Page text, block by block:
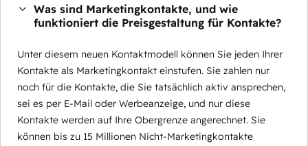
Was sind Marketingkontakte, und wie
funktioniert die Preisgestaltung für Kontakte?
Unter diesem neuen Kontaktmodell können Sie jeden Ihrer
Kontakte als Marketingkontakt einstufen. Sie zahlen nur
noch für die Kontakte, die Sie tatsächlich aktiv ansprechen,
sei es per E-Mail oder Werbeanzeige, und nur diese
Kontakte werden auf Ihre Obergrenze angerechnet. Sie
können bis zu 15 Millionen Nicht-Marketingkontakte